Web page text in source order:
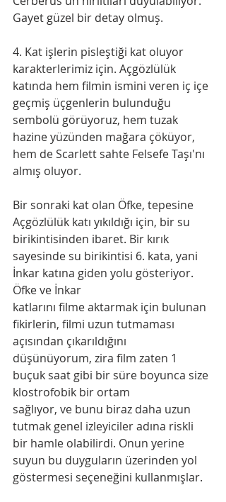
Gayet güzel bir detay olmuş.
4. Kat işlerin pisleştiği kat oluyor
karakterlerimiz için. Açgözlülük
katında hem filmin ismini veren iç içe
geçmiş üçgenlerin bulunduğu
sembolü görüyoruz, hem tuzak
hazine yüzünden mağara çöküyor,
hem de Scarlett sahte Felsefe Taşı'nı
almış oluyor.
Bir sonraki kat olan Öfke, tepesine
Açgözlülük katı yıkıldığı için, bir su
birikintisinden ibaret. Bir kırık
sayesinde su birikintisi 6. kata, yani
İnkar katına giden yolu gösteriyor.
Öfke ve İnkar
katlarını filme aktarmak için bulunan
fikirlerin, filmi uzun tutmaması
açısından çıkarıldığını
düşünüyorum, zira film zaten 1
buçuk saat gibi bir süre boyunca size
klostrofobik bir ortam
sağlıyor, ve bunu biraz daha uzun
tutmak genel izleyiciler adına riskli
bir hamle olabilirdi. Onun yerine
suyun bu duyguların üzerinden yol
göstermesi seçeneğini kullanmışlar.